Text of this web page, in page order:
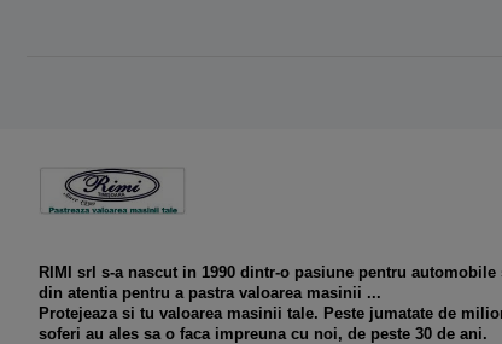
RIMI srl s-a nascut in 1990 dintr-o pasiune pentru automobile
din atentia pentru a pastra valoarea masinii ...
Protejeaza si tu valoarea masinii tale. Peste jumatate de
soferi au ales sa o faca impreuna cu noi, de peste 30 de ani.